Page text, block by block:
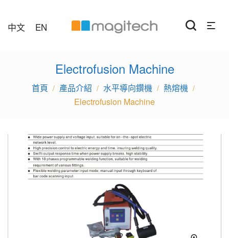
中文 EN
Electrofusion Machine
/ 產品介紹 / 水平導向鑽機 / 熱熔機 /
Electrofusion Machine